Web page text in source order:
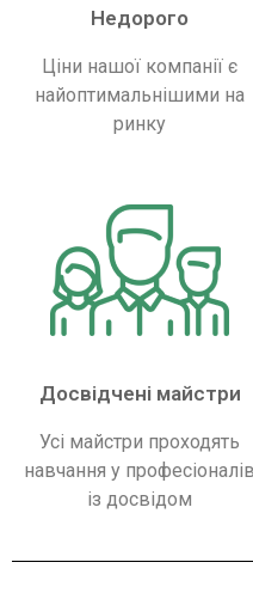
Недорого
Ціни нашої компанії є
найоптимальнішими на
ринку
Досвідчені майстри
Усі майстри проходять
навчання у професіоналів
із досвідом